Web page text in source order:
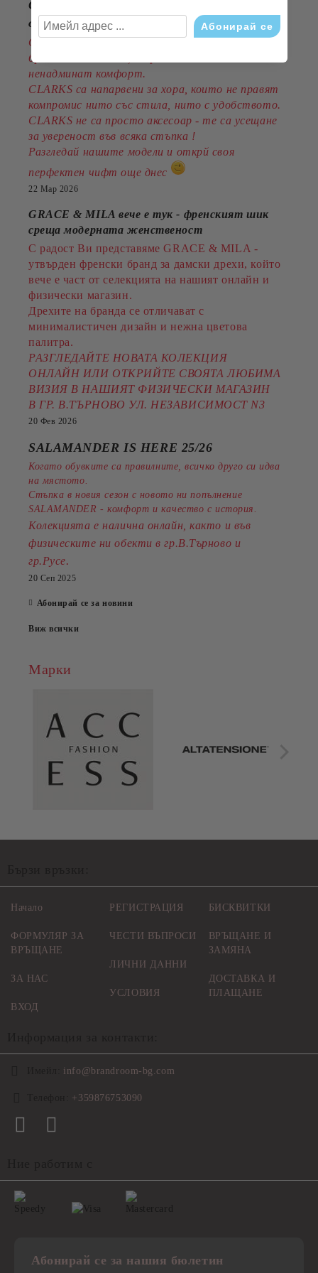
CLARKS - стил, комфорт и традиция
от 1825година
Открийте обувките, които съчетават
британска класика, съвременен дизайн и
ненадминат комфорт.
CLARKS са напарвени за хора, които не правят
компромис нито със стила, нито с удобството.
CLARKS не са просто аксесоар - те са усещане
за увереност във всяка стъпка !
Разгледай нашите модели и открй своя
перфектен чифт още днес
22 Мар 2026
GRACE & MILA вече е тук - френският шик
среща модерната женственост
С радост Ви представяме GRACE & MILA -
утвърден френски бранд за дамски дрехи, който
вече е част от селекцията на нашият онлайн и
физически магазин.
Дрехите на бранда се отличават с
минималистичен дизайн и нежна цветова
палитра.
РАЗГЛЕДАЙТЕ НОВАТА КОЛЕКЦИЯ
ОНЛАЙН ИЛИ ОТКРИЙТЕ СВОЯТА ЛЮБИМА
ВИЗИЯ В НАШИЯТ ФИЗИЧЕСКИ МАГАЗИН
В ГР. В.ТЪРНОВО УЛ. НЕЗАВИСИМОСТ N3
20 Фев 2026
SALAMANDER IS HERE 25/26
Когато обувките са правилните, всичко друго си идва
на мястото.
Стъпка в новия сезон с новото ни попълнение
SALAMANDER - комфорт и качество с история.
Колекцията е налична онлайн, както и във
физическите ни обекти в гр.В.Търново и
гр.Русе.
20 Сеп 2025
Абонирай се за новини
Виж всички
Марки
Начало
ФОРМУЛЯР ЗА
ВРЪЩАНЕ
ЗА НАС
ВХОД
РЕГИСТРАЦИЯ
ЧЕСТИ ВЪПРОСИ
ЛИЧНИ ДАННИ
УСЛОВИЯ
БИСКВИТКИ
ВРЪЩАНЕ И
ЗАМЯНА
ДОСТАВКА И
ПЛАЩАНЕ
info@brandroom-bg.com
+359876753090
Абонирай се за нашия бюлетин